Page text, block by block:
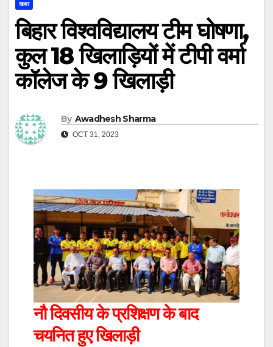
खबर
बिहार विश्वविद्यालय टीम घोषणा,
कुल 18 खिलाड़ियों में टीपी वर्मा
कॉलेज के 9 खिलाड़ी
By Awadhesh Sharma
OCT 31, 2023
नौ दिवसीय के प्रशिक्षण के बाद
चयनित हुए खिलाड़ी